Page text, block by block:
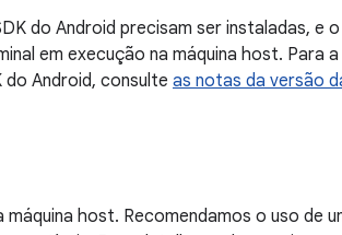
do Android precisam ser instaladas, e
em execução na máquina host. Para
Android, consulte as notas da versão
host. Recomendamos o uso de